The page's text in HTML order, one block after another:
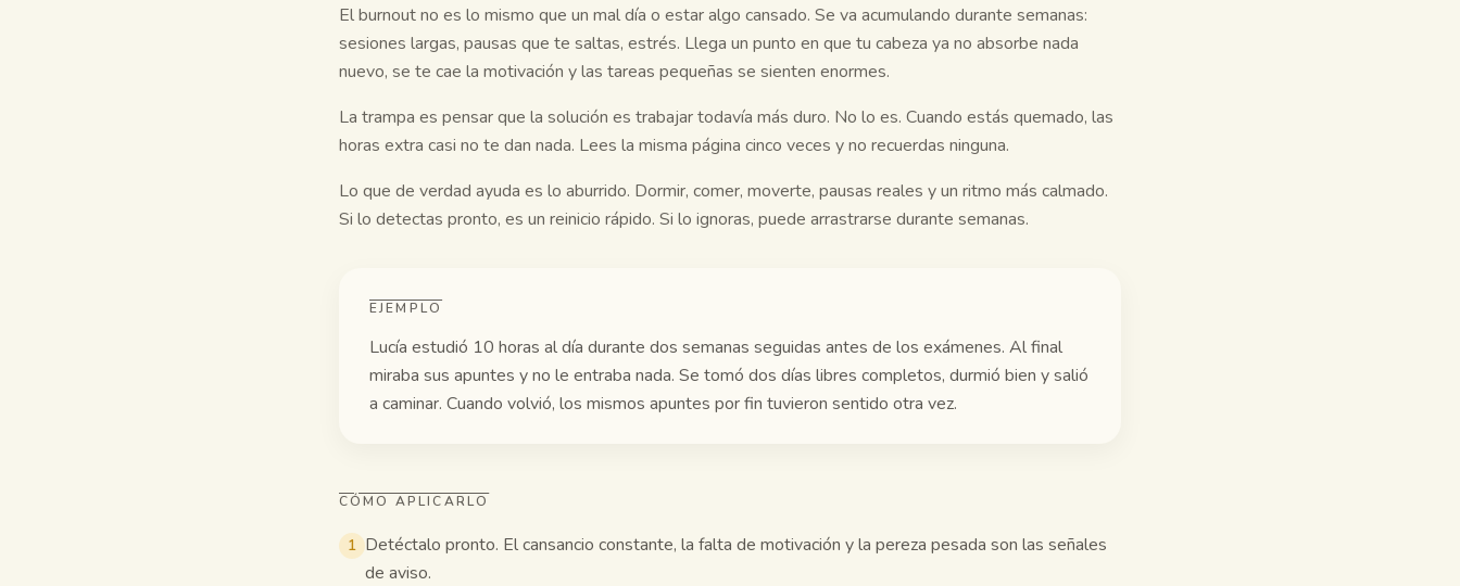
El burnout no es lo mismo que un mal día o estar algo cansado. Se va acumulando durante semanas:
sesiones largas, pausas que te saltas, estrés. Llega un punto en que tu cabeza ya no absorbe nada
nuevo, se te cae la motivación y las tareas pequeñas se sienten enormes.
La trampa es pensar que la solución es trabajar todavía más duro. No lo es. Cuando estás quemado, las
horas extra casi no te dan nada. Lees la misma página cinco veces y no recuerdas ninguna.
Lo que de verdad ayuda es lo aburrido. Dormir, comer, moverte, pausas reales y un ritmo más calmado.
Si lo detectas pronto, es un reinicio rápido. Si lo ignoras, puede arrastrarse durante semanas.
EJEMPLO
Lucía estudió 10 horas al día durante dos semanas seguidas antes de los exámenes. Al final
miraba sus apuntes y no le entraba nada. Se tomó dos días libres completos, durmió bien y salió
a caminar. Cuando volvió, los mismos apuntes por fin tuvieron sentido otra vez.
CÓMO APLICARLO
1 Detéctalo pronto. El cansancio constante, la falta de motivación y la pereza pesada son las señales
de aviso.